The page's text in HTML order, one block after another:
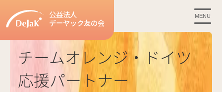
公益法人
デーヤック友の会
MENU
チームオレンジ・ドイツ
応援パートナー